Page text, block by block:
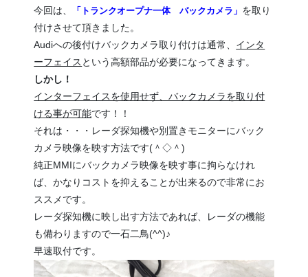
今回は、 「トランクオープナ一体 バックカメラ」 を取り
付けさせて頂きました。
Audiへの後付けバックカメラ取り付けは通常、 インタ
ーフェイス という高額部品が必要になってきます。
しかし！
インターフェイスを使用せず、バックカメラを取り付
ける事が可能です！！
それは・・・レーダ探知機や別置きモニターにバック
カメラ映像を映す方法です(＾◇＾)
純正MMIにバックカメラ映像を映す事に拘らなけれ
ば、かなりコストを抑えることが出来るので非常にお
ススメです。
レーダ探知機に映し出す方法であれば、レーダの機能
も備わりますので一石二鳥(^^)♪
早速取付です。